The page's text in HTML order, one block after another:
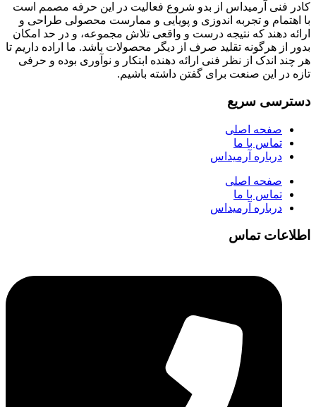
کادر فنی آرمیداس از بدو شروع فعالیت در این حرفه مصمم است
با اهتمام و تجربه اندوزی و پویایی و ممارست محصولی طراحی و
ارائه دهند که نتیجه درست و واقعی تلاش مجموعه، و در حد امکان
بدور از هرگونه تقلید صرف از دیگر محصولات باشد. ما اراده داریم تا
هر چند اندک از نظر فنی ارائه دهنده ابتکار و نوآوری بوده و حرفی
تازه در این صنعت برای گفتن داشته باشیم.
دسترسی سریع
صفحه اصلی
تماس با ما
درباره آرمیداس
صفحه اصلی
تماس با ما
درباره آرمیداس
اطلاعات تماس